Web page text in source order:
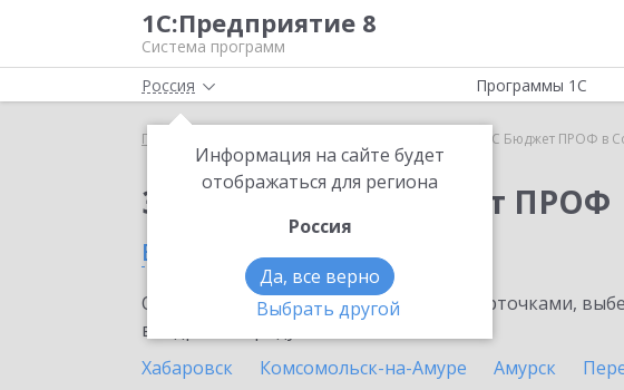
1С:Предприятие 8
Система программ
Россия
Информация на сайте будет
отображаться для региона
Россия
Да, все верно
Выбрать другой
Программы 1С
Главная ИТС Бюджет ПРОФ в
Заказать ИТС Бюджет ПРОФ
в Советской Гавани
Ознакомьтесь с информационными карточками,
внедрение продукта.
Хабаровск
Комсомольск-на-Амуре Амурск